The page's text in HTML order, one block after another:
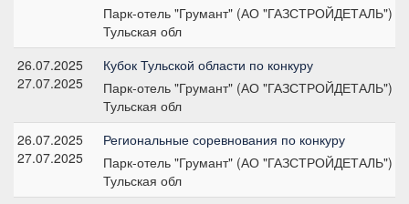
Парк-отель "Грумант" (АО "ГАЗСТРОЙДЕТАЛЬ")
Тульская обл
26.07.2025
27.07.2025
Кубок Тульской области по конкуру
Парк-отель "Грумант" (АО "ГАЗСТРОЙДЕТАЛЬ")
Тульская обл
26.07.2025
27.07.2025
Региональные соревнования по конкуру
Парк-отель "Грумант" (АО "ГАЗСТРОЙДЕТАЛЬ")
Тульская обл